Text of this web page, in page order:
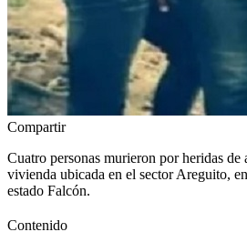
Compartir
Cuatro personas murieron por heridas de
vivienda ubicada en el sector Areguito,
estado Falcón.
Contenido